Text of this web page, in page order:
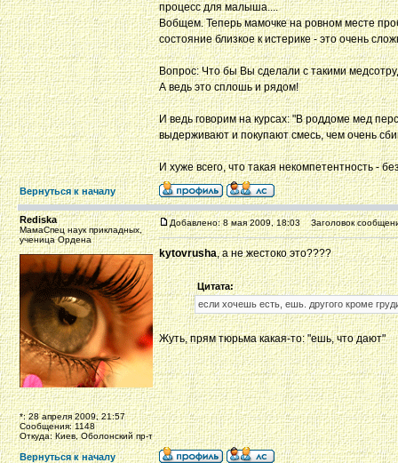
процесс для малыша....
Вобщем. Теперь мамочке на ровном месте
состояние близкое к истерике - это очень
Вопрос: Что бы Вы сделали с такими
А ведь это сплошь и рядом!
И ведь говорим на курсах: "В роддоме мед
выдерживают и покупают смесь, чем очень
И хуже всего, что такая некомпетентность -
Вернуться к началу
Rediska
МамаСпец наук прикладных,
ученица Ордена
*: 28 апреля 2009, 21:57
Сообщения: 1148
Откуда: Киев, Оболонский пр-т
Добавлено: 8 мая 2009, 18:03 Заголовок
kytovrusha, а не жестоко это????
Цитата:
если хочешь есть, ешь. другого кроме
Жуть, прям тюрьма какая-то: "ешь, что дают"
Вернуться к началу